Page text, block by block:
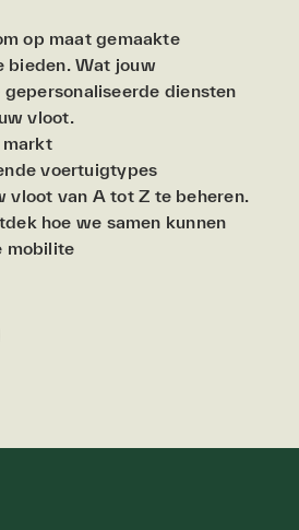
op maat gemaakte
bieden. Wat jouw
diensten
vloot.
markt
voertuigtypes
vloot van A tot Z te beheren.
hoe we samen kunnen
mobilite